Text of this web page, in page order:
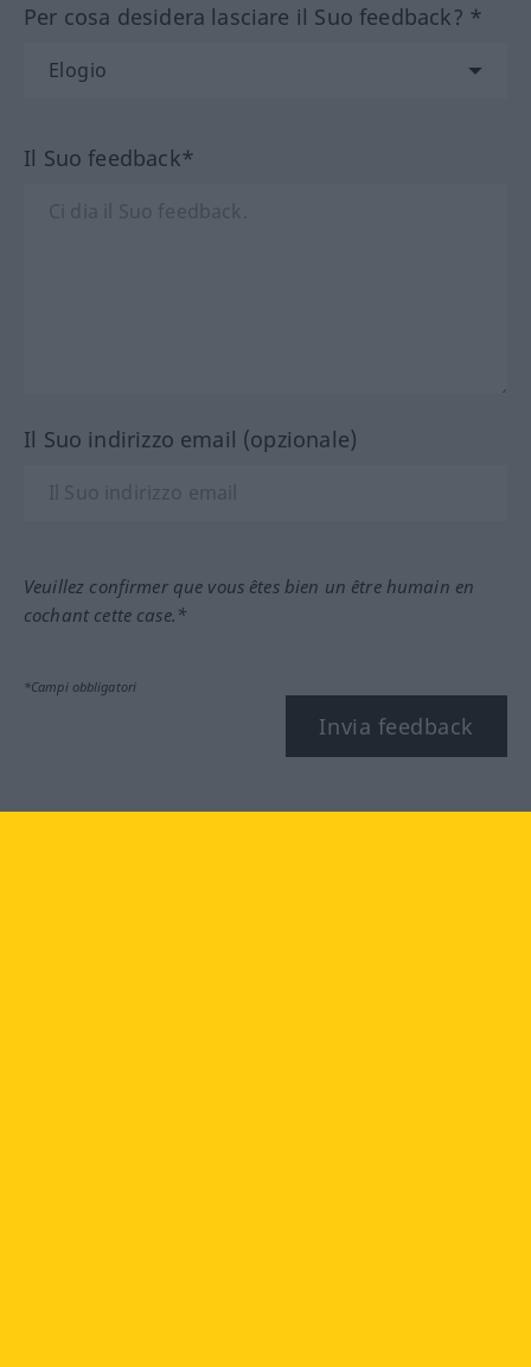
Per cosa desidera lasciare il Suo feedback? *
Il Suo feedback*
Il Suo indirizzo email (opzionale)
Veuillez confirmer que vous êtes bien un être humain en
cochant cette case.*
*Campi obbligatori
Invia feedback